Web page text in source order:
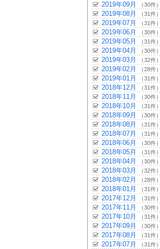
2019年09月 （30件）
2019年08月 （31件）
2019年07月 （31件）
2019年06月 （30件）
2019年05月 （31件）
2019年04月 （30件）
2019年03月 （32件）
2019年02月 （28件）
2019年01月 （31件）
2018年12月 （31件）
2018年11月 （30件）
2018年10月 （31件）
2018年09月 （30件）
2018年08月 （31件）
2018年07月 （31件）
2018年06月 （30件）
2018年05月 （31件）
2018年04月 （30件）
2018年03月 （32件）
2018年02月 （28件）
2018年01月 （31件）
2017年12月 （31件）
2017年11月 （30件）
2017年10月 （31件）
2017年09月 （30件）
2017年08月 （31件）
2017年07月 （31件）